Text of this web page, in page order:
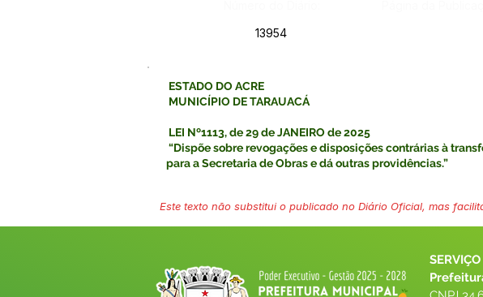
13954
ESTADO DO ACRE
MUNICÍPIO DE TARAUACÁ
LEI Nº1113, de 29 de JANEIRO de 2025
“Dispõe sobre revogações e disposições contrárias à
para a Secretaria de Obras e dá outras providências.”
Este texto não substitui o publicado no Diário Oficial, mas